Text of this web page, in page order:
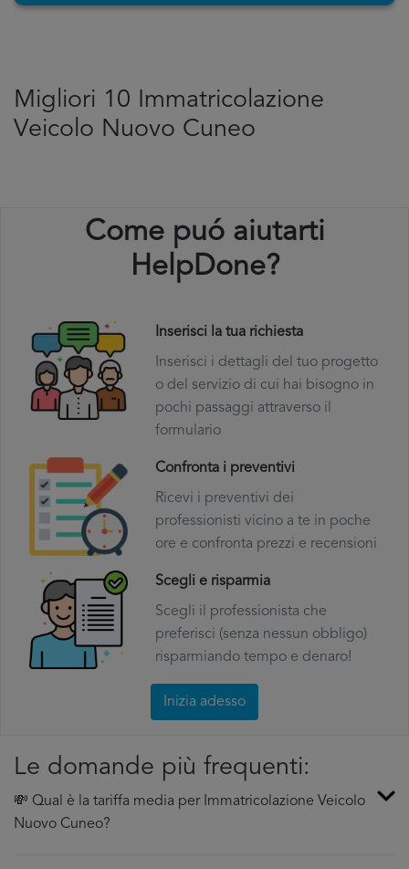
Migliori 10 Immatricolazione
Veicolo Nuovo Cuneo
Come puó aiutarti
HelpDone?
Inserisci la tua richiesta
Inserisci i dettagli del tuo progetto
o del servizio di cui hai bisogno in
pochi passaggi attraverso il
formulario
Confronta i preventivi
Ricevi i preventivi dei
professionisti vicino a te in poche
ore e confronta prezzi e recensioni
Scegli e risparmia
Scegli il professionista che
preferisci (senza nessun obbligo)
risparmiando tempo e denaro!
Inizia adesso
Le domande più frequenti:
💸 Qual è la tariffa media per Immatricolazione Veicolo
Nuovo Cuneo?